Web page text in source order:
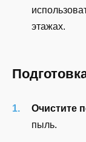
этажах.
Очистите
пыль.